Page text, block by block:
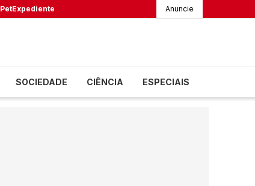
PetExpediente Anuncie
SOCIEDADE CIÊNCIA ESPECIAIS